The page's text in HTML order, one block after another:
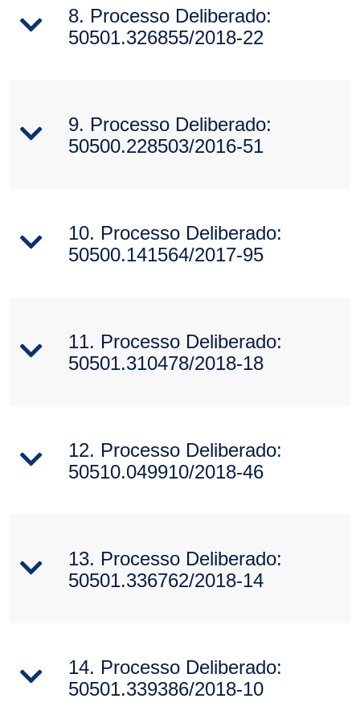
8. Processo Deliberado:
50501.326855/2018-22
9. Processo Deliberado:
50500.228503/2016-51
10. Processo Deliberado:
50500.141564/2017-95
11. Processo Deliberado:
50501.310478/2018-18
12. Processo Deliberado:
50510.049910/2018-46
13. Processo Deliberado:
50501.336762/2018-14
14. Processo Deliberado:
50501.339386/2018-10